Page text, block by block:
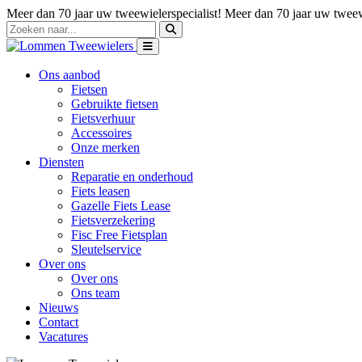
Meer dan 70 jaar uw tweewielerspecialist! Meer dan 70 jaar uw
Ons aanbod
Fietsen
Gebruikte fietsen
Fietsverhuur
Accessoires
Onze merken
Diensten
Reparatie en onderhoud
Fiets leasen
Gazelle Fiets Lease
Fietsverzekering
Fisc Free Fietsplan
Sleutelservice
Over ons
Over ons
Ons team
Nieuws
Contact
Vacatures